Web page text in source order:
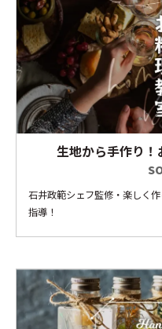
生地から手作り
石井政範シェフ監修・楽しく
指導！